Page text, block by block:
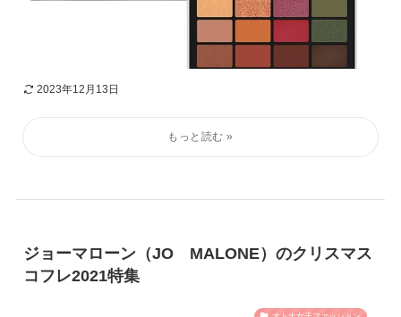
2023年12月13日
ジョーマローン（JO MALONE）のクリスマス
コフレ2021特集